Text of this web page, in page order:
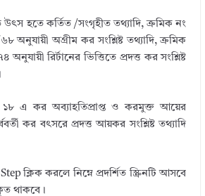
হতে কর্তিত /সংগৃহীত তথ্যাদি, ক্রমিক নং
অনুযায়ী অগ্রীম কর সংশ্লিষ্ট তথ্যাদি, ক্রমিক
রির্টানের ভিত্তিতে প্রদত্ত কর সংশ্লিষ্ট
এ কর অব্যাহতিপ্রাপ্ত ও করমুক্ত আয়ের
কর বৎসরে প্রদত্ত আয়কর সংশ্লিষ্ট তথ্যাদি
ক্লিক করলে নিম্নে প্রদর্শিত স্ক্রিনটি আসবে
থাকবে।